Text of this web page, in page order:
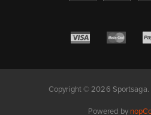
Copyright © 2026 Sportsaga.
Powered by